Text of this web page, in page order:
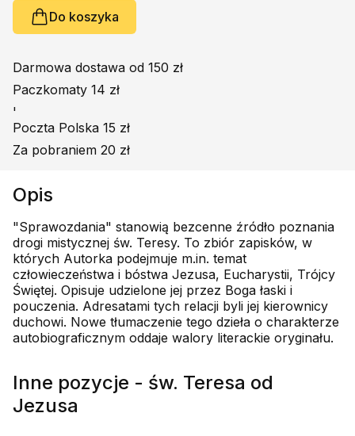
Do koszyka
Darmowa dostawa od 150 zł
Paczkomaty 14 zł
'
Poczta Polska 15 zł
Za pobraniem 20 zł
Opis
"Sprawozdania" stanowią bezcenne źródło poznania
drogi mistycznej św. Teresy. To zbiór zapisków, w
których Autorka podejmuje m.in. temat
człowieczeństwa i bóstwa Jezusa, Eucharystii, Trójcy
Świętej. Opisuje udzielone jej przez Boga łaski i
pouczenia. Adresatami tych relacji byli jej kierownicy
duchowi. Nowe tłumaczenie tego dzieła o charakterze
autobiograficznym oddaje walory literackie oryginału.
Inne pozycje - św. Teresa od
Jezusa